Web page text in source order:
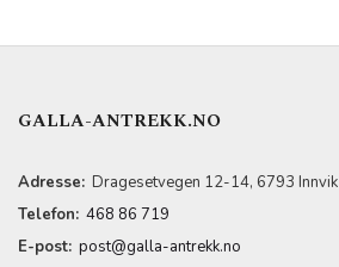
GALLA-ANTREKK.NO
Adresse: Dragesetvegen 12-14, 6793 Innvik
Telefon: 468 86 719
E-post: post@galla-antrekk.no